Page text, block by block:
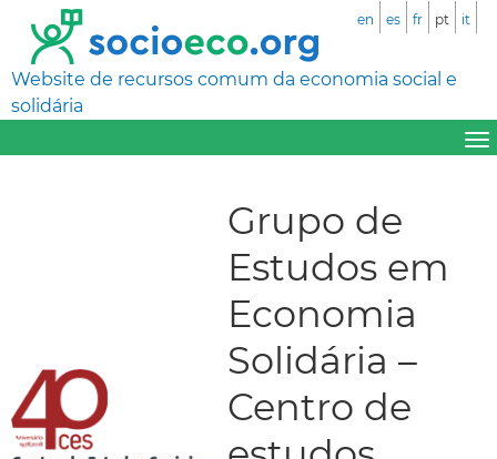
Website de recursos comum da economia social e
solidária
en es fr pt it
Grupo de
Estudos em
Economia
Solidária –
Centro de